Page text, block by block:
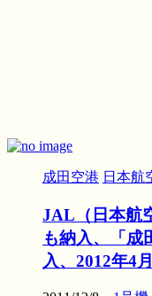
成田空港 日本航
JAL（日本航
も納入、「成
入、2012年4